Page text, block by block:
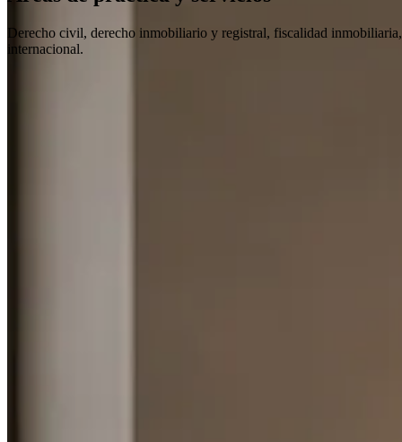
Derecho civil, derecho inmobiliario y registral, fiscalidad
internacional.